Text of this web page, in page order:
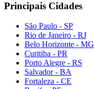
Principais Cidades
São Paulo - SP
Rio de Janeiro - RJ
Belo Horizonte - MG
Curitiba - PR
Porto Alegre - RS
Salvador - BA
Fortaleza - CE